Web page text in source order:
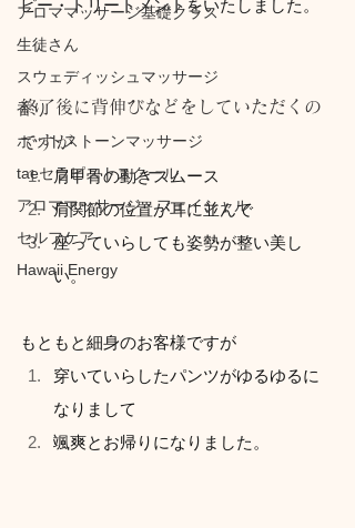
アロママッサージ基礎クラス
生徒さん
スウェディッシュマッサージ
香り
ホットストーンマッサージ
taeセラピストスクール
アロママッサージ・フェイシャル
セルフケア
Hawaii Energy
ピー・トリートメントをいたしました。
終了後に背伸びなどをしていただくの
ですが
肩甲骨の動きスムース
肩関節の位置が耳に並んで
座っていらしても姿勢が整い美し
い。
もともと細身のお客様ですが
穿いていらしたパンツがゆるゆるに
なりまして
颯爽とお帰りになりました。